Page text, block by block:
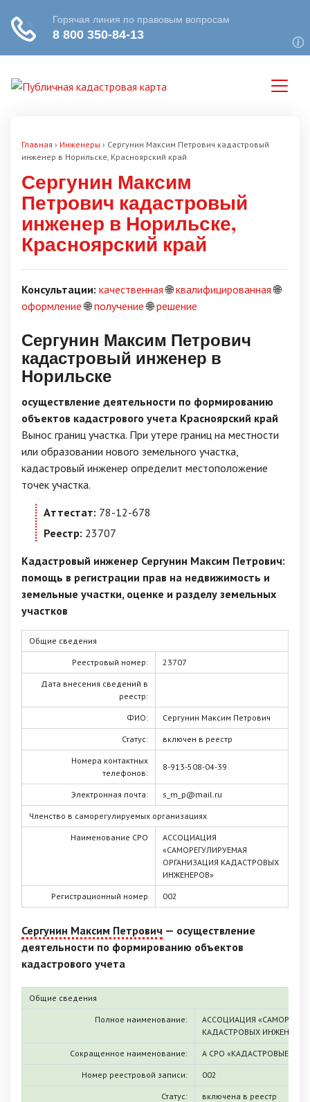
Главная › Инженеры › Сергунин Максим Петрович кадастровый
инженер в Норильске, Красноярский край
Сергунин Максим
Петрович кадастровый
инженер в Норильске,
Красноярский край
Консультации: качественная🌐квалифицированная🌐
оформление🌐получение🌐решение
Сергунин Максим Петрович
кадастровый инженер в
Норильске
осуществление деятельности по формированию
объектов кадастрового учета Красноярский край
Вынос границ участка. При утере границ на местности
или образовании нового земельного участка,
кадастровый инженер определит местоположение
точек участка.
Аттестат: 78-12-678
Реестр: 23707
Кадастровый инженер Сергунин Максим Петрович:
помощь в регистрации прав на недвижимость и
земельные участки, оценке и разделу земельных
участков
Общие сведения
Реестровый номер: 23707
Дата внесения сведений в
реестр:
ФИО: Сергунин Максим Петрович
Статус: включен в реестр
Номера контактных
телефонов:
8-913-508-04-39
Электронная почта: s_m_p@mail.ru
Членство в саморегулируемых организациях
Наименование СРО
АССОЦИАЦИЯ
«САМОРЕГУЛИРУЕМАЯ
ОРГАНИЗАЦИЯ КАДАСТРОВЫХ
ИНЖЕНЕРОВ»
Регистрационный номер 002
Сергунин Максим Петрович — осуществление
деятельности по формированию объектов
кадастрового учета
Общие сведения
Полное наименование:
АССОЦИАЦИЯ
КАДАСТРОВЫХ
Сокращенное наименование: А СРО «КАДАСТРОВЫЕ
Номер реестровой записи: 002
Статус: включена в реестр